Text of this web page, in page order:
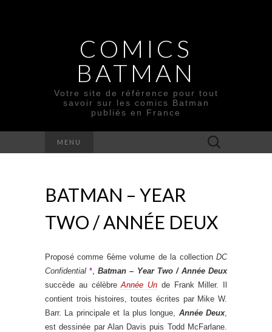
COMICS
BATMAN
Votre site de référence pour tout
savoir sur les comics Batman
publiés en France
MENU Rechercher :
BATMAN – YEAR
TWO / ANNÉE DEUX
Proposé comme 6ème volume de la collection DC
Confidential *, Batman – Year Two / Année Deux
succède au célèbreAnnée Un de Frank Miller. Il
contient trois histoires, toutes écrites par Mike W.
Barr. La principale et la plus longue, Année Deux,
est dessinée par Alan Davis puis Todd McFarlane.